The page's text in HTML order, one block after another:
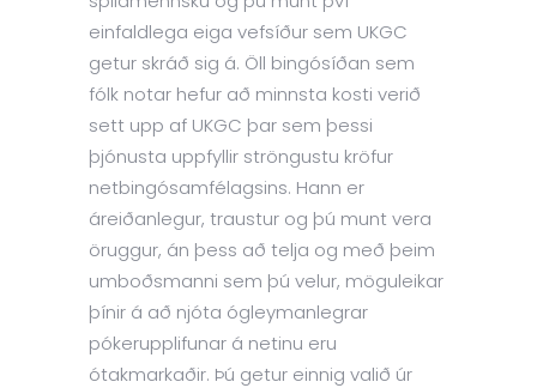
einfaldlega eiga vefsíður sem UKGC
getur skráð sig á. Öll bingósíðan sem
fólk notar hefur að minnsta kosti verið
sett upp af UKGC þar sem þessi
þjónusta uppfyllir ströngustu kröfur
netbingósamfélagsins. Hann er
áreiðanlegur, traustur og þú munt vera
öruggur, án þess að telja og með þeim
umboðsmanni sem þú velur, möguleikar
þínir á að njóta ógleymanlegrar
pókerupplifunar á netinu eru
ótakmarkaðir. Þú getur einnig valið úr